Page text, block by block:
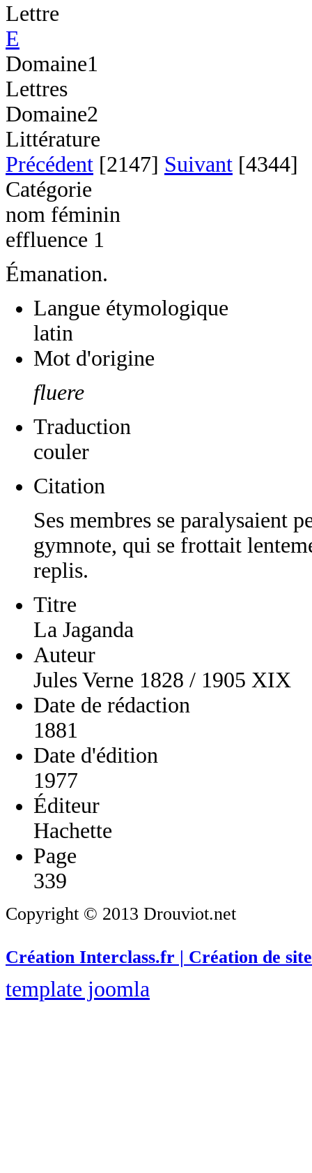
Lettre
E
Domaine1
Lettres
Domaine2
Littérature
Précédent [2147] Suivant [4344]
Catégorie
nom féminin
effluence 1
Émanation.
Langue étymologique
latin
Mot d'origine
fluere
Traduction
couler
Citation
Ses membres se paralysaient
gymnote, qui se frottait
replis.
Titre
La Jaganda
Auteur
Jules Verne 1828 / 1905 XIX
Date de rédaction
1881
Date d'édition
1977
Éditeur
Hachette
Page
339
Copyright © 2013 Drouviot.net
Création Interclass.fr | Création de
template joomla